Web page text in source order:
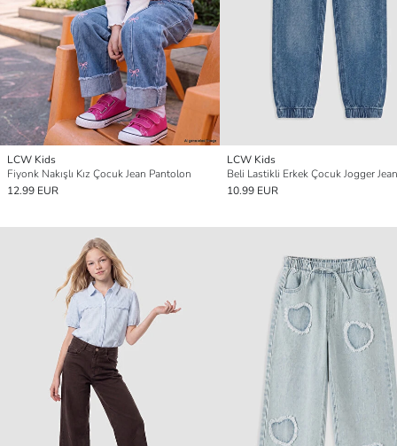
LCW Kids
Fiyonk Nakışlı Kız Çocuk Jean Pantolon
12.99 EUR
LCW Kids
10.99 EUR